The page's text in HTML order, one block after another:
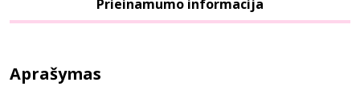
Prieinamumo informacija
Aprašymas